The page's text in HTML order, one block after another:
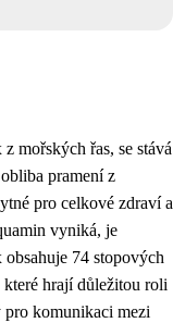
mořských řas, se stává
pramení z
pro celkové zdraví a
vyniká, je
74 stopových
hrají důležitou roli
komunikaci mezi